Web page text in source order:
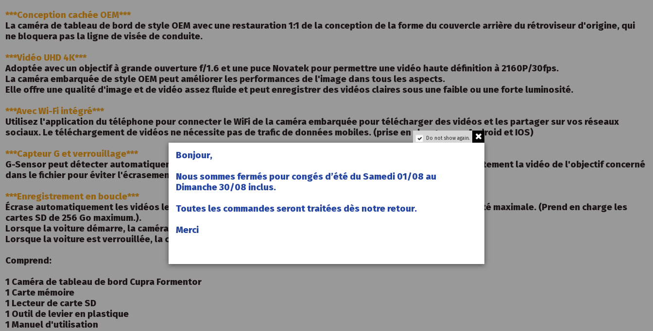
***Conception cachée OEM***
La caméra de tableau de bord de style OEM avec une restauration 1:1 de la conception de la forme du couvercle arrière du rétroviseur d'origine, qui
ne bloquera pas la ligne de visée de conduite.
***Vidéo UHD 4K***
Adoptée avec un objectif à grande ouverture f/1.6 et une puce Novatek pour permettre une vidéo haute définition à 2160P/30fps.
La caméra embarquée de style OEM peut améliorer les performances de l'image dans tous les aspects.
Elle offre une qualité d'image et de vidéo assez fluide et peut enregistrer des vidéos claires sous une faible ou une forte luminosité.
***Avec Wi-Fi intégré***
Utilisez l'application du téléphone pour connecter le WiFi de la caméra embarquée pour télécharger des vidéos et les partager sur vos réseaux
sociaux. Le téléchargement de vidéos ne nécessite pas de trafic de données mobiles. (prise en charge sous Android et IOS)
***Capteur G et verrouillage***
G-Sensor peut détecter automatiquement les collisions soudaines pendant la conduite et enregistrer immédiatement la vidéo de l'objectif concerné
dans le fichier pour éviter l'écrasement, protégeant ainsi vos preuves vidéo.
***Enregistrement en boucle***
Écrase automatiquement les vidéos les plus anciennes avec les plus récentes lorsque la carte atteint sa capacité maximale. (Prend en charge les
cartes SD de 256 Go maximum.).
Lorsque la voiture démarre, la caméra embarquée s'allume automatiquement.
Lorsque la voiture est verrouillée, la caméra embarquée s'éteint automatiquement.
Comprend:
1 Caméra de tableau de bord Cupra Formentor
1 Carte mémoire
1 Lecteur de carte SD
1 Outil de levier en plastique
1 Manuel d'utilisation
Do not show again.
Bonjour,
Nous sommes fermés pour congés d’été du Samedi 01/08 au
Dimanche 30/08 inclus.
Toutes les commandes seront traitées dès notre retour.
Merci